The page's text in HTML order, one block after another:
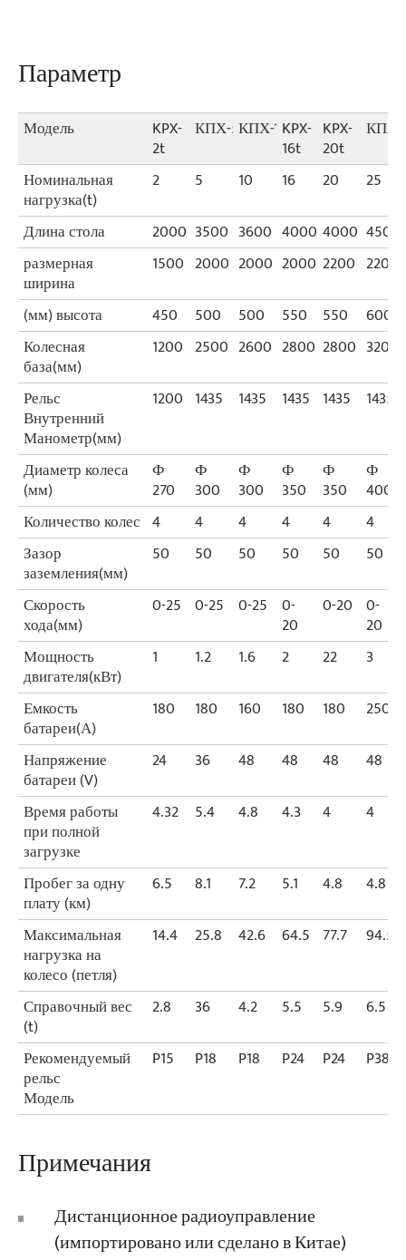
Параметр
Модель KPX-
2t
КПХ-5тКПХ-10тKPX-
16t
KPX-
20t
КПХ-
Номинальная
нагрузка(t)
2 5 10 16 20
25
Длина стола
2000 3500 3600 4000 4000 4500
размерная
ширина
1500 2000 2000 2000 2200 2200
(мм) высота
450 500 500 550 550
600
Колесная
база(мм)
1200 2500 2600 2800 2800 3200
Рельс
Внутренний
Манометр(мм)
1200 1435 1435 1435 1435 1435
Диаметр колеса
(мм)
Ф
270
Ф
300
Ф
300
Ф
350
Ф
350
Ф
400
Количество колес 4 4 4 4 4
4
Зазор
заземления(мм)
50 50 50 50 50
50
Скорость
хода(мм)
0-25 0-25 0-25 0-
20
0-20 0-
20
Мощность
двигателя(кВт)
1 1.2 1.6 2 22
3
Емкость
батареи(А)
180 180 160 180 180
250
Напряжение
батареи (V)
24 36 48 48 48
48
Время работы
при полной
загрузке
4.32 5.4 4.8 4.3 4 4
Пробег за одну
плату (км)
6.5 8.1 7.2 5.1 4.8
4.8
Максимальная
нагрузка на
колесо (петля)
14.4 25.8 42.6 64.5 77.7 94.5
Справочный вес
(t)
2.8 36 4.2 5.5 5.9
6.5
Рекомендуемый
рельс
Модель
P15 P18 P18 P24 P24 P38
Примечания
Дистанционное радиоуправление
(импортировано или сделано в Китае)